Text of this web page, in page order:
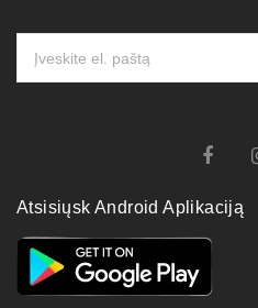
Atsisiųsk Android Aplikaciją